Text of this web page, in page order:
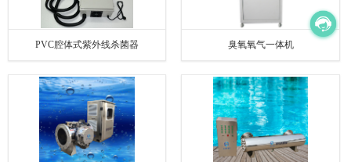
PVC腔体式紫外线杀菌器 臭氧氧气一体机